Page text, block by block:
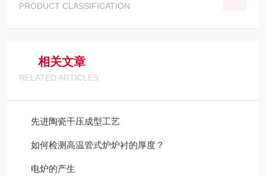
PRODUCT CLASSIFICATION
相关文章
RELATED ARTICLES
先进陶瓷干压成型工艺
如何检测高温管式炉炉衬的厚度？
电炉的产生